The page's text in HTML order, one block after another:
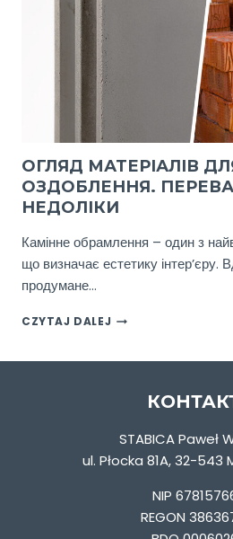
ОГЛЯД МАТЕРІАЛІВ
ОЗДОБЛЕННЯ.
НЕДОЛІКИ
Камінне обрамлення – один з
що визначає естетику інтер’єру.
продумане…
CZYTAJ DALEJ ОГЛЯД
ПЕРЕВАГИ
НЕДОЛІКИ
STABICA Paweł
ul. Płocka 81A, 32-543
NIP
REGON